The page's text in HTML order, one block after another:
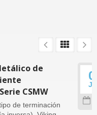
de
CSMW
de terminación